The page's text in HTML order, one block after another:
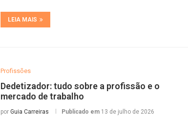
LEIA MAIS
Profissões
Dedetizador: tudo sobre a profissão e o
mercado de trabalho
por Guia Carreiras Publicado em 13 de julho de 2026